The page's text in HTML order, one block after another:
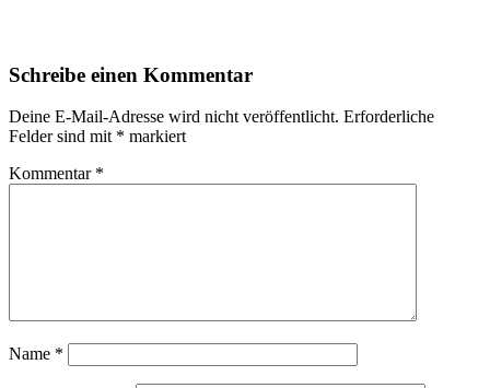
Schreibe einen Kommentar
Deine E-Mail-Adresse wird nicht veröffentlicht. Erforderliche
Felder sind mit * markiert
Kommentar *
Name *